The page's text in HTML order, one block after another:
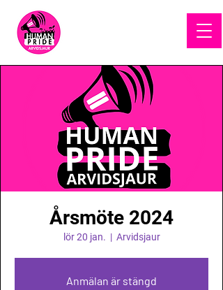
Årsmöte 2024
lör 20 jan.
  |
Arvidsjaur
Anmälan är stängd